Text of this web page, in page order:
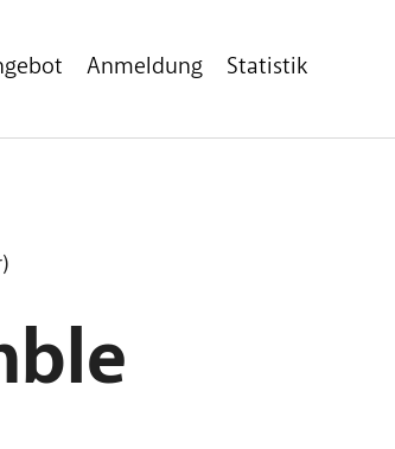
Anmeldung Statistik